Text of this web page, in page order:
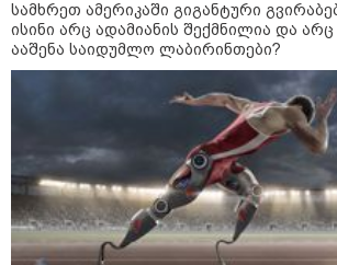
პაატა
პასუხი გიორგი
სკანდალურ
"ყველაფერი
კამანში
გადმოვასვენე...
ტყუის"
აგვისტოს ომში,
საბრძოლო
რუსული
მთავარ
სამხრეთ ამერიკაში გიგანტური
ისინი არც ადამიანის შექმნილია და არც
ააშენა საიდუმლო ლაბირინთები?